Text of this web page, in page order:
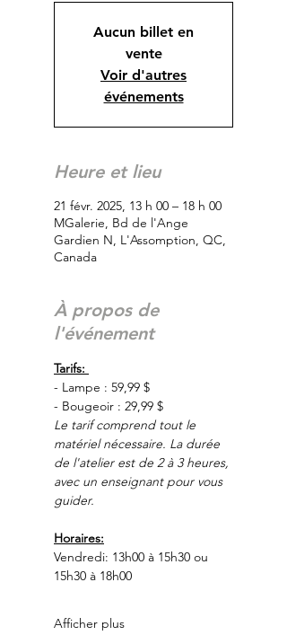
Aucun billet en
vente
Voir d'autres
événements
Heure et lieu
21 févr. 2025, 13 h 00 – 18 h 00
MGalerie, Bd de l'Ange
Gardien N, L'Assomption, QC,
Canada
À propos de
l'événement
Tarifs:
- Lampe : 59,99 $
- Bougeoir : 29,99 $
Le tarif comprend tout le
matériel nécessaire. La durée
de l'atelier est de 2 à 3 heures,
avec un enseignant pour vous
guider.
Horaires:
Vendredi: 13h00 à 15h30 ou
15h30 à 18h00
Afficher plus